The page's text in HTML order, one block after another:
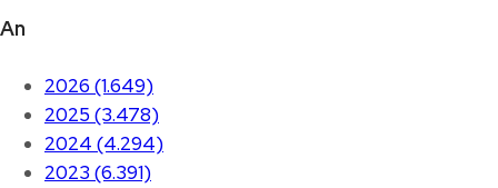
An
2026 (1.649)
2025 (3.478)
2024 (4.294)
2023 (6.391)